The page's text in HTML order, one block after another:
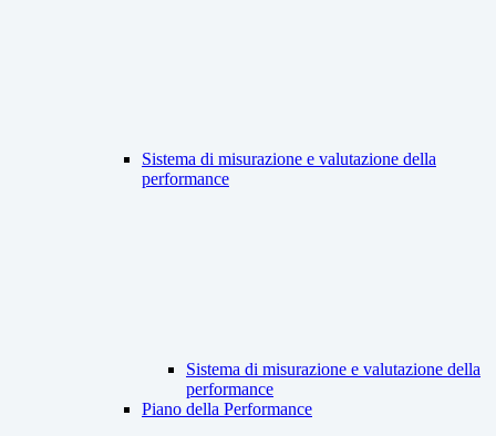
Sistema di misurazione e valutazione della
performance
Sistema di misurazione e valutazione della
performance
Piano della Performance